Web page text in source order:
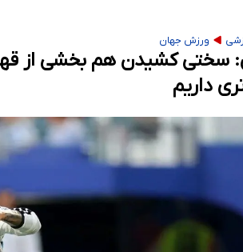
ورزش جهان
سختی کشیدن هم بخشی از
داریم